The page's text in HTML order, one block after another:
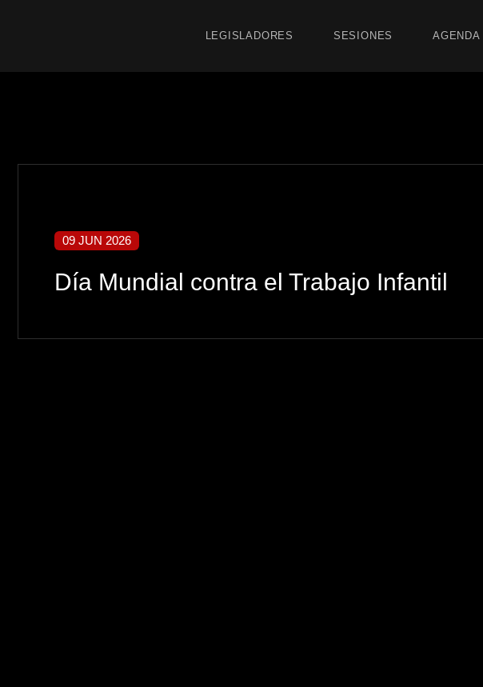
LEGISLADORES SESIONES AGENDA
09 JUN 2026
Día Mundial contra el Trabajo Infantil